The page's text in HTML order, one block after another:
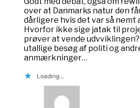
over at Danmarks natur den
dårligere hvis det var så nemt
Hvorfor ikke sige jatak til
prøver at vende
utallige besøg af politi og
anmærkninger…
Loading...